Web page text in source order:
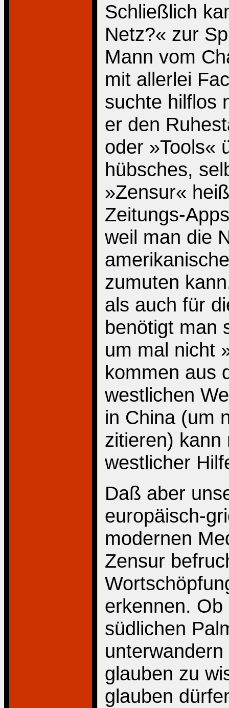
Schließlich
Netz?« zur
Mann vom
mit allerlei
suchte hilflos
er den
oder »Tools«
hübsches,
»Zensur«
Zeitungs-
weil man die
zumuten
als auch für
benötigt man
um mal nicht
kommen aus
westlichen
in China (um
zitieren) kann
westlicher
Daß aber
europäisch-
modernen
Zensur
erkennen.
südlichen
glauben zu
glauben